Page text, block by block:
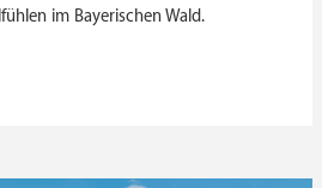
im Bayerischen Wald.